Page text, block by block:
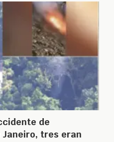
de
tres eran